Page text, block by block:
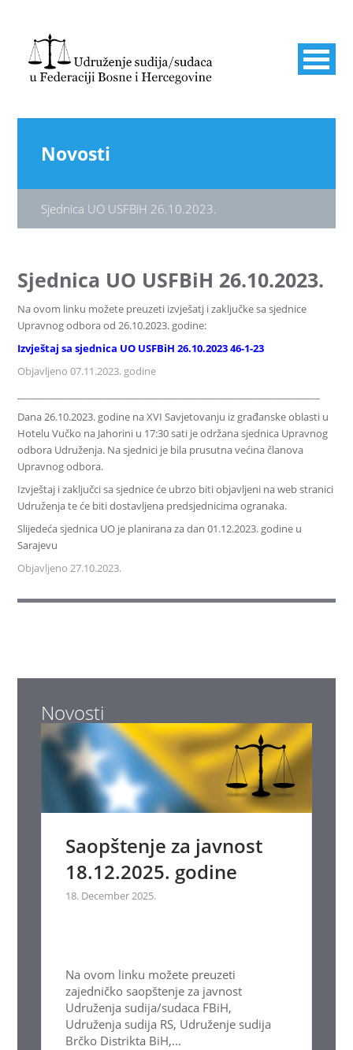
Novosti
Sjednica UO USFBiH 26.10.2023.
Sjednica UO USFBiH 26.10.2023.
Na ovom linku možete preuzeti izvješatj i zaključke sa sjednice
Upravnog odbora od 26.10.2023. godine:
Izvještaj sa sjednica UO USFBiH 26.10.2023 46-1-23
Objavljeno 07.11.2023. godine
Dana 26.10.2023. godine na XVI Savjetovanju iz građanske oblasti u
Hotelu Vučko na Jahorini u 17:30 sati je održana sjednica Upravnog
odbora Udruženja. Na sjednici je bila prusutna većina članova
Upravnog odbora.
Izvještaj i zaključci sa sjednice će ubrzo biti objavljeni na web stranici
Udruženja te će biti dostavljena predsjednicima ogranaka.
Slijedeća sjednica UO je planirana za dan 01.12.2023. godine u
Sarajevu
Objavljeno 27.10.2023.
Novosti
Saopštenje za javnost
18.12.2025. godine
18. December 2025.
Na ovom linku možete preuzeti
zajedničko saopštenje za javnost
Udruženja sudija/sudaca FBiH,
Udruženja sudija RS, Udruženje sudija
Brčko Distrikta BiH,...